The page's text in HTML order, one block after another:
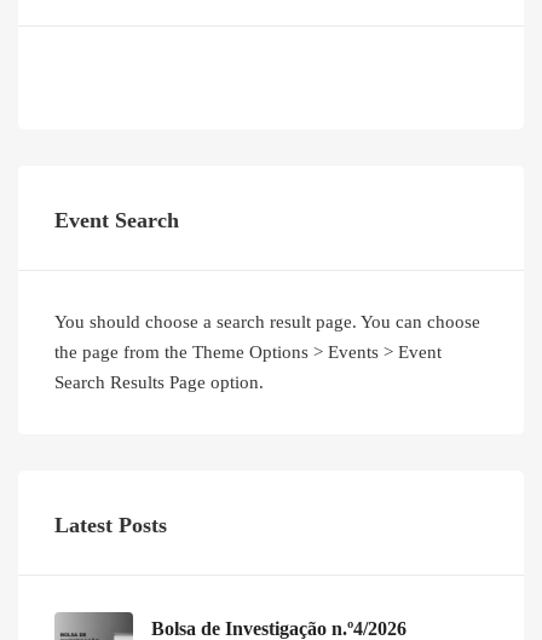
Event Search
You should choose a search result page. You can choose
the page from the Theme Options > Events > Event
Search Results Page option.
Latest Posts
Bolsa de Investigação n.º4/2026